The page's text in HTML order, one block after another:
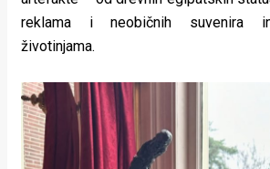
reklama i neobičnih suvenira
životinjama.